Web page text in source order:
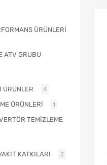
ÜRÜNLERİ
ATV GRUBU
ÜRÜNLER 4
ÜRÜNLERİ 1
TEMİZLEME
KATKILARI 2